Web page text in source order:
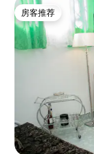
房客推荐
房客推荐